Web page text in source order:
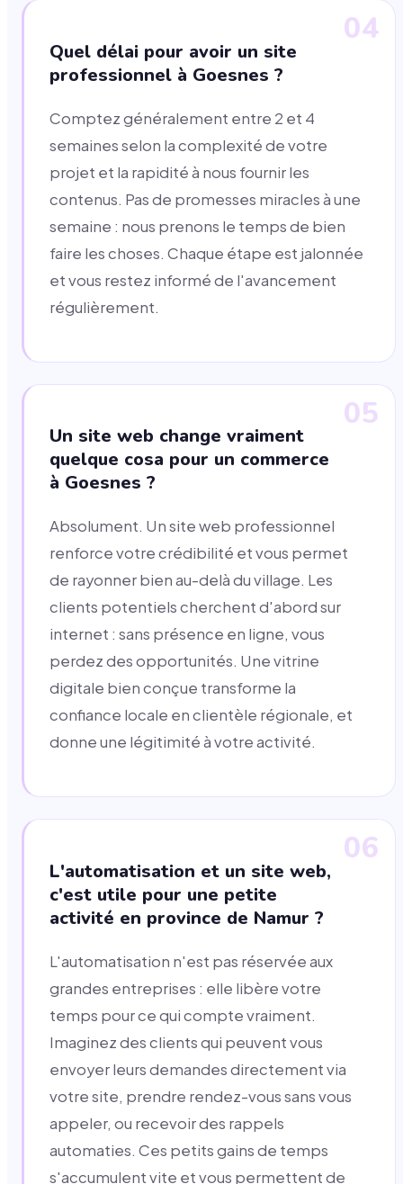
04
Quel délai pour avoir un site
professionnel à Goesnes ?
Comptez généralement entre 2 et 4
semaines selon la complexité de votre
projet et la rapidité à nous fournir les
contenus. Pas de promesses miracles à une
semaine : nous prenons le temps de bien
faire les choses. Chaque étape est jalonnée
et vous restez informé de l'avancement
régulièrement.
05
Un site web change vraiment
quelque cosa pour un commerce
à Goesnes ?
Absolument. Un site web professionnel
renforce votre crédibilité et vous permet
de rayonner bien au-delà du village. Les
clients potentiels cherchent d'abord sur
internet : sans présence en ligne, vous
perdez des opportunités. Une vitrine
digitale bien conçue transforme la
confiance locale en clientèle régionale, et
donne une légitimité à votre activité.
06
L'automatisation et un site web,
c'est utile pour une petite
activité en province de Namur ?
L'automatisation n'est pas réservée aux
grandes entreprises : elle libère votre
temps pour ce qui compte vraiment.
Imaginez des clients qui peuvent vous
envoyer leurs demandes directement via
votre site, prendre rendez-vous sans vous
appeler, ou recevoir des rappels
automaties. Ces petits gains de temps
s'accumulent vite et vous permettent de